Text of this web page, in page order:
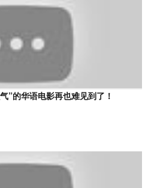
”的华语电影再也难见到了！